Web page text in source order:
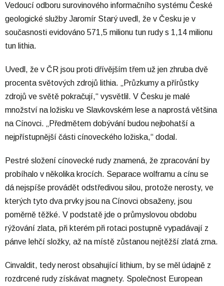
Vedoucí odboru surovinového informačního systému České
geologické služby Jaromír Starý uvedl, že v Česku je v
současnosti evidováno 571,5 milionu tun rudy s 1,14 milionu
tun lithia.
Uvedl, že v ČR jsou proti dřívějším třem už jen zhruba dvě
procenta světových zdrojů lithia. „Průzkumy a přírůstky
zdrojů ve světě pokračují,“ vysvětlil. V Česku je malé
množství na ložisku ve Slavkovském lese a naprostá většina
na Cínovci. „Předmětem dobývání budou nejbohatší a
nejpřístupnější části cínoveckého ložiska,“ dodal.
Pestré složení cínovecké rudy znamená, že zpracování by
probíhalo v několika krocích. Separace wolframu a cínu se
dá nejspíše provádět odstředivou silou, protože nerosty, ve
kterých tyto dva prvky jsou na Cínovci obsaženy, jsou
poměrně těžké. V podstatě jde o průmyslovou obdobu
rýžování zlata, při kterém při rotaci postupně vypadávají z
pánve lehčí složky, až na místě zůstanou nejtěžší zlatá zrna.
Cinvaldit, tedy nerost obsahující lithium, by se měl údajně z
rozdrcené rudy získávat magnety. Společnost European